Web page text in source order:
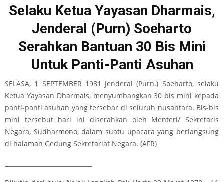
Selaku Ketua Yayasan Dharmais,
Jenderal (Purn) Soeharto
Serahkan Bantuan 30 Bis Mini
Untuk Panti-Panti Asuhan
SELASA, 1 SEPTEMBER 1981 Jenderal (Purn.) Soeharto, selaku
Ketua Yayasan Dharmais, menyumbangkan 30 bis mini kepada
panti-panti asuhan yang tersebar di seluruh nusantara. Bis-bis
mini tersebut hari ini diserahkan oleh Menteri/ Sekretaris
Negara, Sudharmono, dalam suatu upacara yang berlangsung
di halaman Gedung Sekretariat Negara. (AFR)